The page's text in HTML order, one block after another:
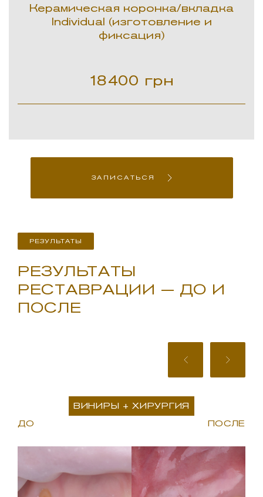
Керамическая коронка/вкладка
Individual (изготовление и
фиксация)
18400 грн
ЗАПИСАТЬСЯ
РЕЗУЛЬТАТЫ
РЕЗУЛЬТАТЫ
РЕСТАВРАЦИИ — ДО И
ПОСЛЕ
ДО ПОСЛЕ
ВИНИРЫ + ХИРУРГИЯ